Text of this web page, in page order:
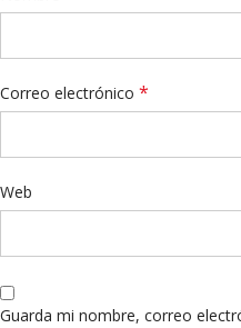
Correo electrónico *
Web
Guarda mi nombre, correo